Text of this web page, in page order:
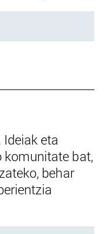
eta
komunitate bat,
behar